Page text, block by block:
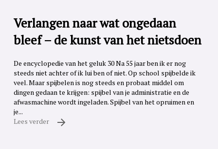
Verlangen naar wat ongedaan
bleef – de kunst van het nietsdoen
De encyclopedie van het geluk 30 Na 55 jaar ben ik er nog
steeds niet achter of ik lui ben of niet. Op school spijbelde ik
veel. Maar spijbelen is nog steeds en probaat middel om
dingen gedaan te krijgen: spijbel van je administratie en de
afwasmachine wordt ingeladen. Spijbel van het opruimen en
je...
Lees verder